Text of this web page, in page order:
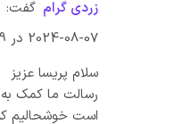
زردی گرام گفت:
2024-08-07 در 09:59
سلام پریسا عزیز
رسالت ما کمک به
است خوشحالیم